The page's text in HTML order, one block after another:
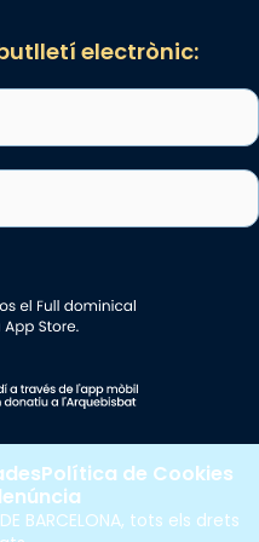
1972) al voltant
de les santes.
també un grup de
electrònic:
BARCELONA, tots els drets
Política de Cookies